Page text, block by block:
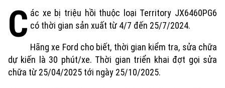
C ác xe bị triệu hồi thuộc loại Territory JX6460PG6
có thời gian sản xuất từ 4/7 đến 25/7/2024.
Hãng xe Ford cho biết, thời gian kiểm tra, sửa chữa
dự kiến là 30 phút/xe. Thời gian triển khai đợt gọi sửa
chữa từ 25/04/2025 tới ngày 25/10/2025.